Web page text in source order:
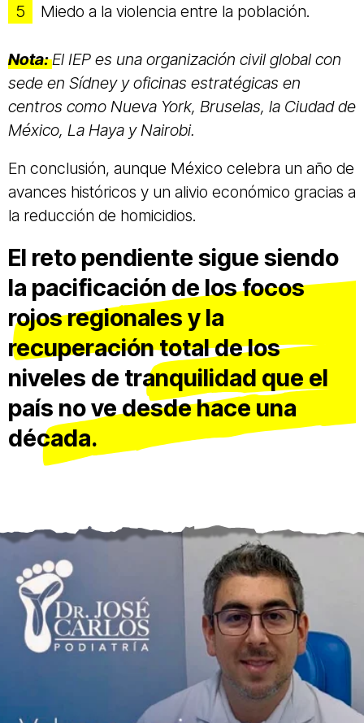
Miedo a la violencia entre la población.
Nota:El IEP es una organización civil global con
sede en Sídney y oficinas estratégicas en
centros como Nueva York, Bruselas, la Ciudad de
México, La Haya y Nairobi.
En conclusión, aunque México celebra un año de
avances históricos y un alivio económico gracias a
la reducción de homicidios.
El reto pendiente sigue siendo
la pacificación de los focos
rojos regionales y la
recuperación total de los
niveles de tranquilidad que el
país no ve desde hace una
década.